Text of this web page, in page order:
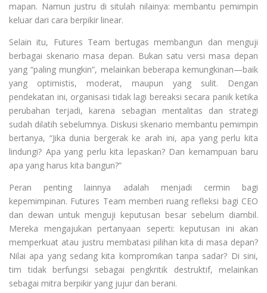
mapan. Namun justru di situlah nilainya: membantu pemimpin
keluar dari cara berpikir linear.
Selain itu, Futures Team bertugas membangun dan menguji
berbagai skenario masa depan. Bukan satu versi masa depan
yang “paling mungkin”, melainkan beberapa kemungkinan—baik
yang optimistis, moderat, maupun yang sulit. Dengan
pendekatan ini, organisasi tidak lagi bereaksi secara panik ketika
perubahan terjadi, karena sebagian mentalitas dan strategi
sudah dilatih sebelumnya. Diskusi skenario membantu pemimpin
bertanya, “Jika dunia bergerak ke arah ini, apa yang perlu kita
lindungi? Apa yang perlu kita lepaskan? Dan kemampuan baru
apa yang harus kita bangun?”
Peran penting lainnya adalah menjadi cermin bagi
kepemimpinan. Futures Team memberi ruang refleksi bagi CEO
dan dewan untuk menguji keputusan besar sebelum diambil.
Mereka mengajukan pertanyaan seperti: keputusan ini akan
memperkuat atau justru membatasi pilihan kita di masa depan?
Nilai apa yang sedang kita kompromikan tanpa sadar? Di sini,
tim tidak berfungsi sebagai pengkritik destruktif, melainkan
sebagai mitra berpikir yang jujur dan berani.